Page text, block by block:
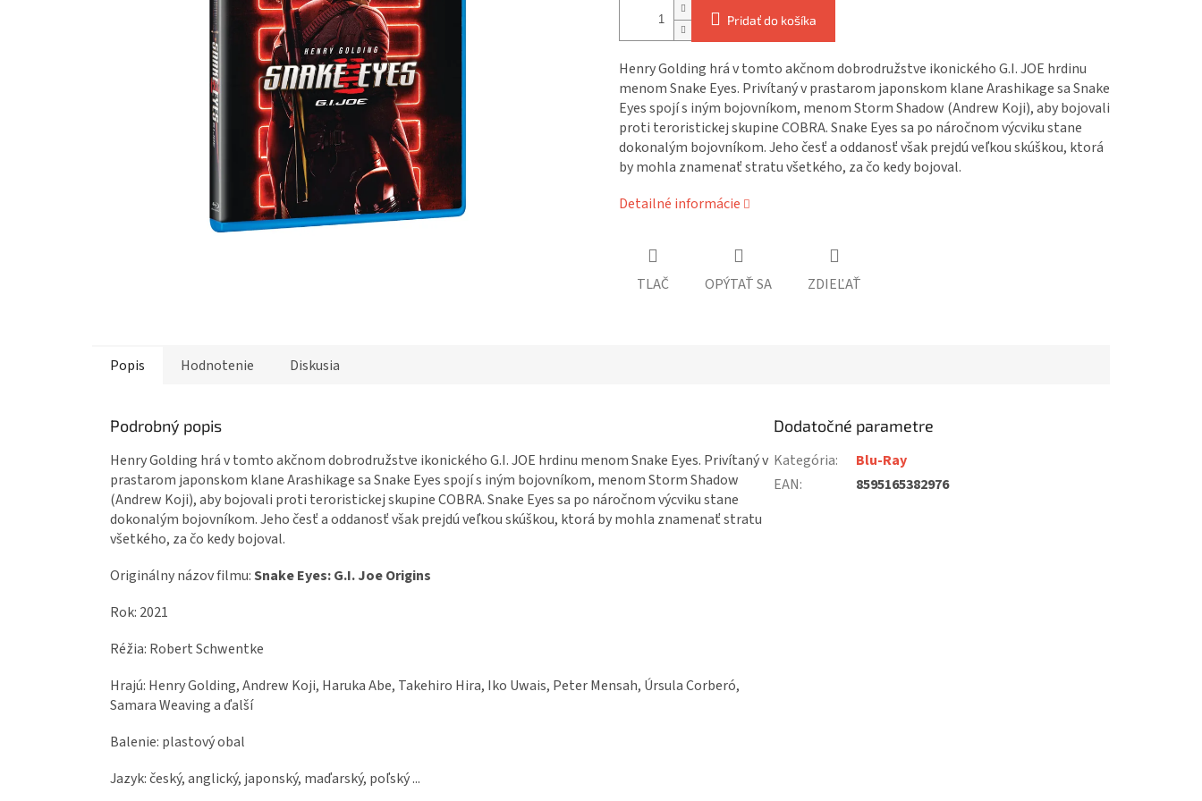
Pridať do košíka
Henry Golding hrá v tomto akčnom dobrodružstve ikonického G.I. JOE hrdinu
menom Snake Eyes. Privítaný v prastarom japonskom klane Arashikage sa Snake
Eyes spojí s iným bojovníkom, menom Storm Shadow (Andrew Koji), aby bojovali
proti teroristickej skupine COBRA. Snake Eyes sa po náročnom výcviku stane
dokonalým bojovníkom. Jeho česť a oddanosť však prejdú veľkou skúškou, ktorá
by mohla znamenať stratu všetkého, za čo kedy bojoval.
Detailné informácie
TLAČ OPÝTAŤ SA ZDIEĽAŤ
Popis Hodnotenie Diskusia
Podrobný popis
Henry Golding hrá v tomto akčnom dobrodružstve ikonického G.I. JOE hrdinu menom Snake Eyes. Privítaný v
prastarom japonskom klane Arashikage sa Snake Eyes spojí s iným bojovníkom, menom Storm Shadow
(Andrew Koji), aby bojovali proti teroristickej skupine COBRA. Snake Eyes sa po náročnom výcviku stane
dokonalým bojovníkom. Jeho česť a oddanosť však prejdú veľkou skúškou, ktorá by mohla znamenať stratu
všetkého, za čo kedy bojoval.
Originálny názov filmu:Snake Eyes: G.I. Joe Origins
Rok: 2021
Réžia: Robert Schwentke
Hrajú: Henry Golding, Andrew Koji, Haruka Abe, Takehiro Hira, Iko Uwais, Peter Mensah, Úrsula Corberó,
Samara Weaving a ďalší
Balenie: plastový obal
Jazyk: český, anglický, japonský, maďarský, poľský ...
Dodatočné parametre
Kategória:
Blu-Ray
EAN: 8595165382976